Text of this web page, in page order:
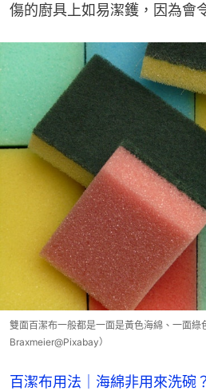
傷的廚具上如易潔鑊，因為會
雙面百潔布一般都是一面是黃色海綿、一面綠
Braxmeier@Pixabay）
百潔布用法｜海綿非用來洗碗